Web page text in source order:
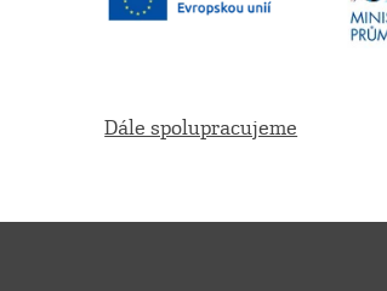
Dále spolupracujeme